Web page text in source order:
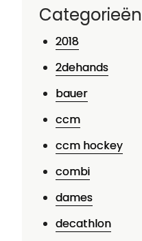
Categorieën
2018
2dehands
bauer
ccm
ccm hockey
combi
dames
decathlon